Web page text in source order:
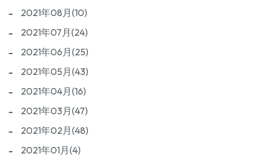
2021年08月(10)
2021年07月(24)
2021年06月(25)
2021年05月(43)
2021年04月(16)
2021年03月(47)
2021年02月(48)
2021年01月(4)